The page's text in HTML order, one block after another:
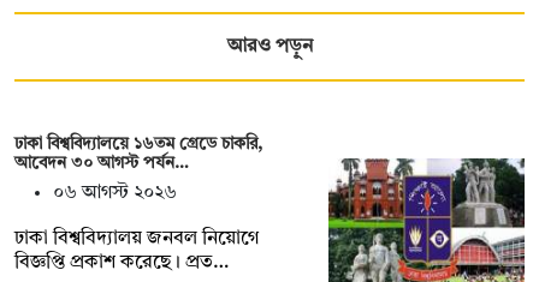
আরও পড়ুন
ঢাকা বিশ্ববিদ্যালয়ে ১৬তম গ্রেডে চাকরি,
আবেদন ৩০ আগস্ট পর্যন…
০৬ আগস্ট ২০২৬
ঢাকা বিশ্ববিদ্যালয় জনবল নিয়োগে
বিজ্ঞপ্তি প্রকাশ করেছে। প্রত…